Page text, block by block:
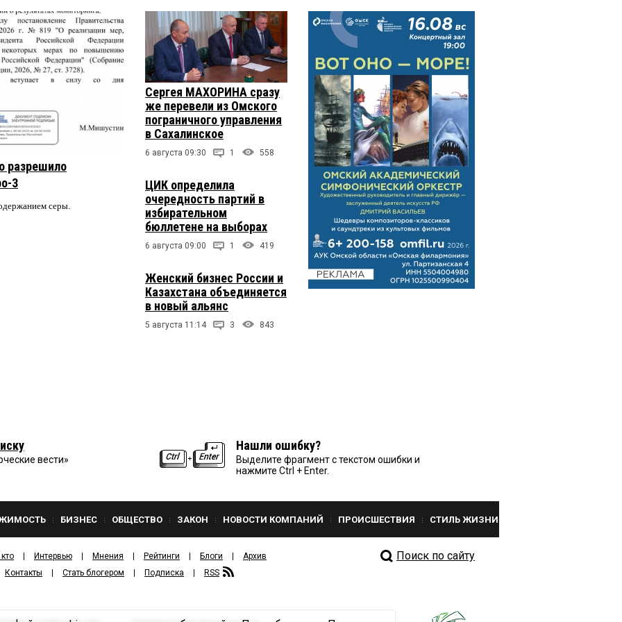
с кап.ремонтом и, особенно, мусоромщиками, должен
красавица-спортсменка-комсомолка. Там предстоит именно
печального результата деятельности спортсменки и
лижбы должность была.
старшего судебного приставаЧислилась или работала?
разрешило
3
серы.
Сергея МАХОРИНА сразу
же перевели из Омского
пограничного управления
в Сахалинское
6 августа 09:30 1 558
ЦИК определила
очередность партий в
избирательном
бюллетене на выборах
6 августа 09:00 1 419
Женский бизнес России и
Казахстана объединяется
в новый альянс
5 августа 11:14 3 843
вести»
Нашли ошибку?
Выделите фрагмент с текстом ошибки и
нажмите Ctrl + Enter.
БИЗНЕС ОБЩЕСТВО ЗАКОН НОВОСТИ КОМПАНИЙ ПРОИСШЕСТВИЯ СТИЛЬ ЖИЗНИ
Интервью Мнения Рейтинги Блоги
Архив
Контакты Стать блогером Подписка RSS
Поиск по сайту